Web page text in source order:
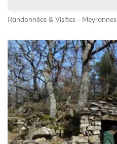
Randonnées & Visites - Meyrannes